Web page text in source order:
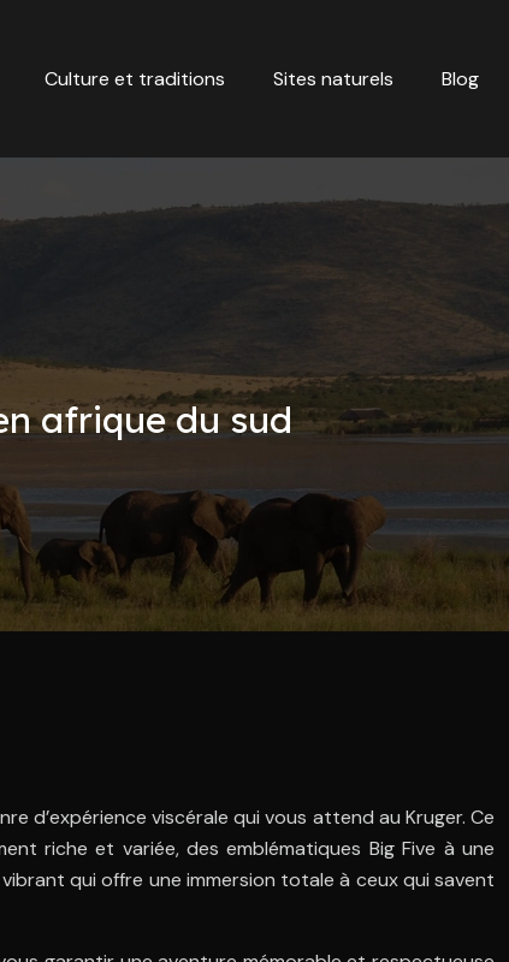
Culture et traditions Sites naturels Blog
afrique du sud
d’expérience viscérale qui vous attend au Kruger. Ce
riche et variée, des emblématiques Big Five à une
qui offre une immersion totale à ceux qui savent